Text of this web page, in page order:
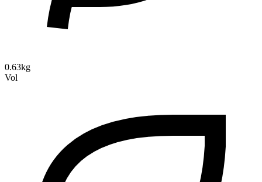
0.63kg
Vol